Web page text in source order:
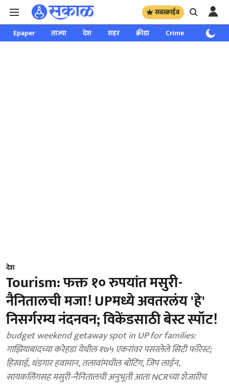
सबस्क्राईब
Epaper ताज्या देश शहर क्रीडा Crime साप्ताहिक
देश
Tourism: फक्त १० रुपयांत मसुरी-
नैनितालची मजा! UPमध्ये अवतरलंय 'हे'
निसर्गरम्य नंदनवन; विकेंडसाठी बेस्ट स्पॉट!
budget weekend getaway spot in UP for families:
गाझियाबादच्या करेहडा येथील १७५ एकरांवर पसरलेले सिटी फॉरेस्ट;
हिरवाई, थंडगार हवामान, तलावांमधील बोटिंग, जिप लाईन,
सायकलिंगसह मसुरी-नैनितालची अनुभूती आता NCRच्या शेजारीच